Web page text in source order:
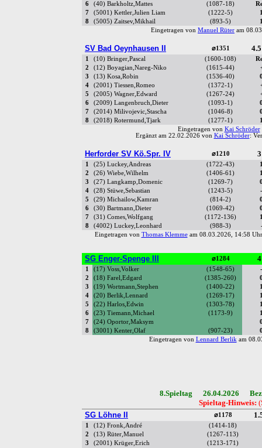
6
(40) Barkholtz,Mattes (1087-18)
7
(5001) Kettler,Julien Liam (1222-5)
8
(5005) Zaitsev,Mikhail (893-5)
Eingetragen von Manuel Rüter am
SV Bad Oeynhausen II ⌀1351
1 (10) Bringer,Pascal (1600-108)
2
(12) Boyagian,Nareg-Niko (1615-44)
3
(13) Kosa,Robin (1536-40)
4
(2001) Tiessen,Romeo (1372-1)
5
(2005) Wagner,Edward (1267-24)
6
(2009) Langenbruch,Dieter (1093-1)
7
(2014) Milivojevic,Stascha (1046-8)
8
(2018) Rotermund,Tjark (1277-1)
Eingetragen von Kai Schröder
Ergänzt am 22.02.2026 von Kai Schröder:
Herforder SV Kö.Spr. IV ⌀1210
1 (25) Luckey,Andreas (1722-43)
2
(26) Wiebe,Wilhelm (1406-61)
3
(27) Langkamp,Domenic (1269-7)
4
(28) Stüwe,Sebastian (1243-5)
5
(29) Michailow,Kamran (814-2)
6
(30) Bartmann,Dieter (1069-42)
7
(31) Comes,Wolfgang (1172-136)
8
(4002) Luckey,Leonhard (988-3)
Eingetragen von Thomas Klemmeam 08.03.2026, 14:58
SG Enger-Spenge III ⌀1284
1 (17) Voss,Volker (1548-65)
2
(18) Farel,Edgard (1385-260)
3
(19) Wortmann,Stephen (1400-22)
4
(20) Berlik,Lennard (1269-17)
5
(22) Harlos,Edwin (1303-78)
6
(23) Tiemann,Michael (1173-9)
7
(24) Oportor,Maksym
8
(3001) Kenter,Olaf (907-23)
Eingetragen von Lennard Berlikam
8.Spieltag 26.04.2026
Spieltag-Hinweis:
SG Löhne II
⌀1178
1 (12) Fronk,André
(1414-18)
2
(13) Rüter,Manuel (1267-113)
3
(2001) Krüger,Erich (1213-171)